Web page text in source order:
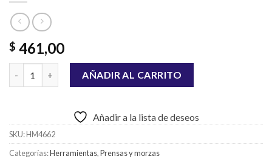
$ 461,00
PRENSA RAPIDA DE 12" TOLSEN cantidad
AÑADIR AL CARRITO
Añadir a la lista de deseos
SKU:HM4662
Categorías:Herramientas,Prensas y morzas